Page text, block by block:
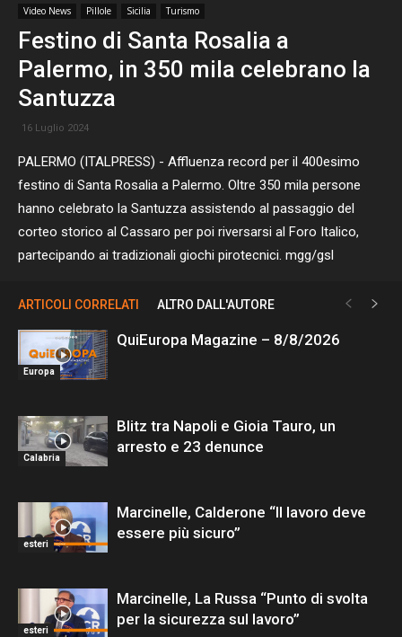
Video News Pillole Sicilia Turismo
Festino di Santa Rosalia a
Palermo, in 350 mila celebrano la
Santuzza
16 Luglio 2024
PALERMO (ITALPRESS) - Affluenza record per il 400esimo
festino di Santa Rosalia a Palermo. Oltre 350 mila persone
hanno celebrato la Santuzza assistendo al passaggio del
corteo storico al Cassaro per poi riversarsi al Foro Italico,
partecipando ai tradizionali giochi pirotecnici. mgg/gsl
ARTICOLI CORRELATI ALTRO DALL'AUTORE
Europa
QuiEuropa Magazine – 8/8/2026
Calabria
Blitz tra Napoli e Gioia Tauro, un
arresto e 23 denunce
esteri
Marcinelle, Calderone “Il lavoro deve
essere più sicuro”
esteri
Marcinelle, La Russa “Punto di svolta
per la sicurezza sul lavoro”